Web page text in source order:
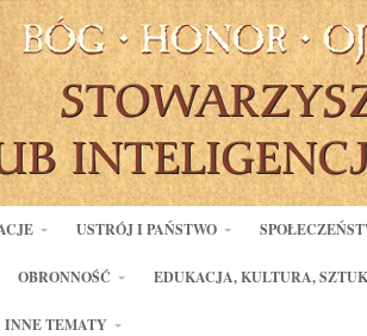
USTRÓJ I PAŃSTWO
OBRONNOŚĆ EDUKACJA, KULTURA,
INNE TEMATY